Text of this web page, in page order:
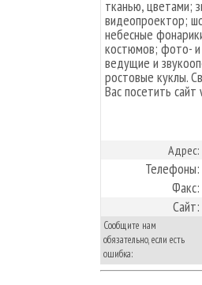
тканью, цветами;
видеопроектор;
небесные
костюмов; фото- и
ведущие и
ростовые куклы.
Вас посетить
Адрес:
Телефоны:
Факс:
Сайт:
Сообщите нам
обязательно, если есть
ошибка: